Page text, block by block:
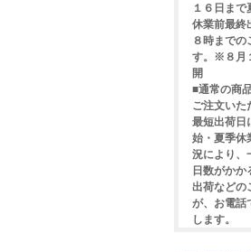
１６日まで
休業前最終
８時まで
す。※８月
開
■通常の商
ご注文いた
最短出荷日
始・夏季休
況により、
日数がかか
出荷などの
が、お電話
します。